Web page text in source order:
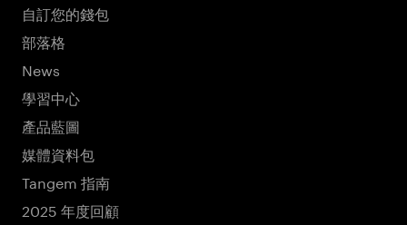
自訂您的錢包
部落格
News
學習中心
產品藍圖
媒體資料包
Tangem 指南
2025 年度回顧